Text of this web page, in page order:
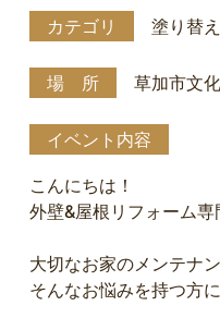
カテゴリ 塗り替
場 所 草加市文
イベント内容
こんにちは！
外壁&屋根リフォーム専
大切なお家のメンテナ
そんなお悩みを持つ方